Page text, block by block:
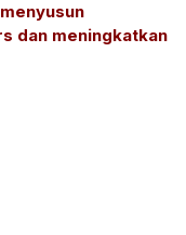
dan meningkatkan